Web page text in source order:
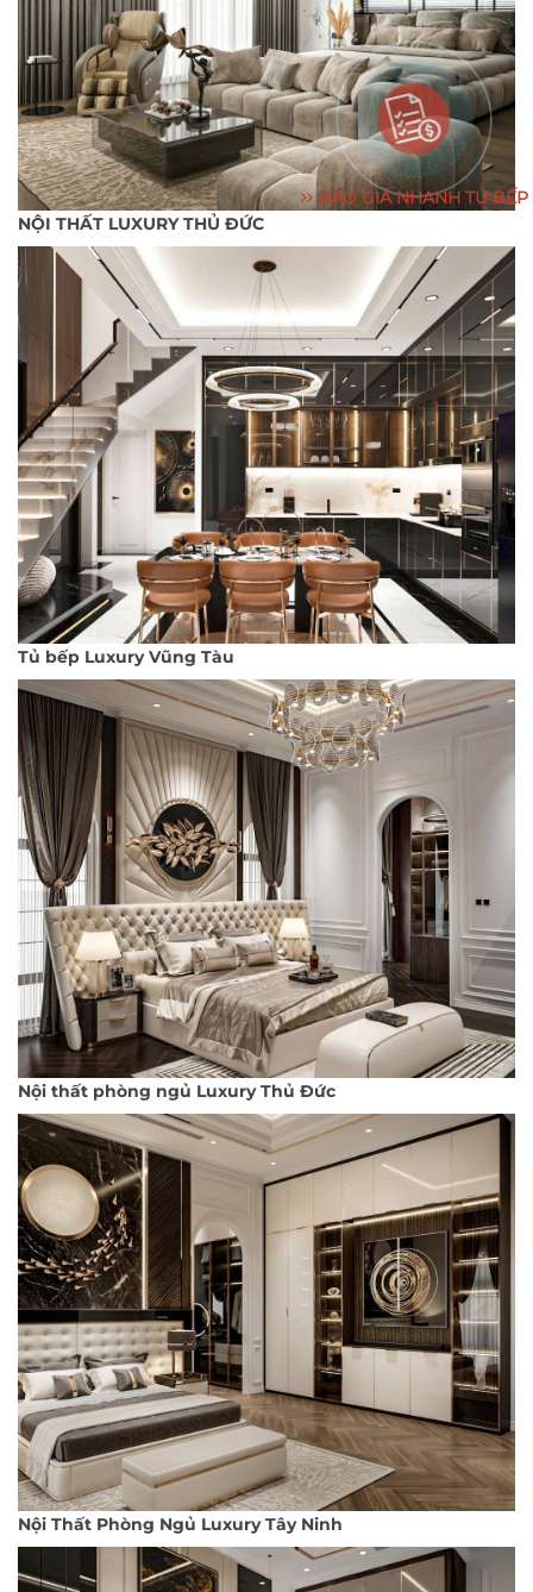
NỘI THẤT LUXURY THỦ ĐỨC
Tủ bếp Luxury Vũng Tàu
Nội thất phòng ngủ Luxury Thủ Đức
Nội Thất Phòng Ngủ Luxury Tây Ninh
BÁO GIÁ NHANH TỦ BẾP